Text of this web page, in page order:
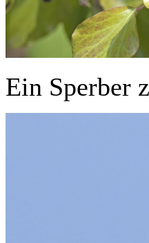
Ein Sperber